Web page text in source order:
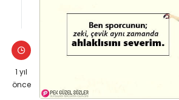
1 yıl
önce